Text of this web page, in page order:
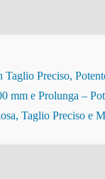
Preciso,
e Prolunga –
Taglio Preciso e